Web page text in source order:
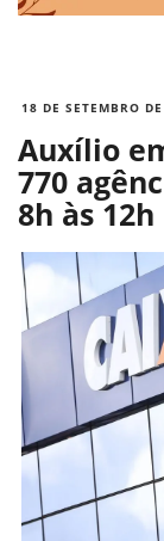
18 DE SETEMBRO
Auxílio
770
8h às 12h